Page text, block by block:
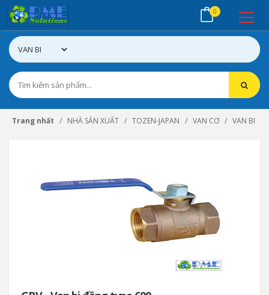
0
Trang nhất NHÀ SẢN XUẤT TOZEN-JAPAN VAN CƠ VAN BI